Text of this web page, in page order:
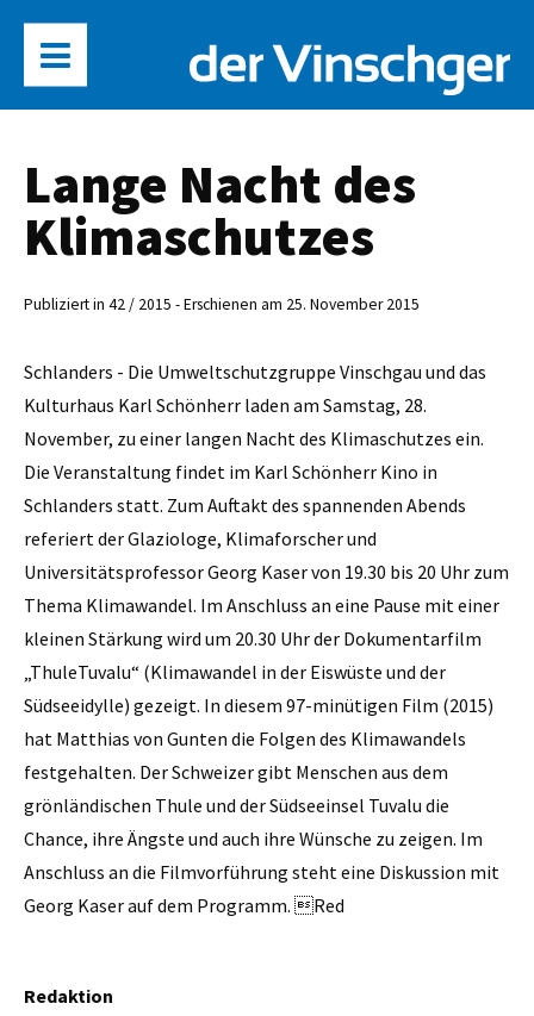
Lange Nacht des
Klimaschutzes
Publiziert in 42 / 2015 - Erschienen am 25. November 2015
Schlanders - Die Umweltschutzgruppe Vinschgau und das
Kulturhaus Karl Schönherr laden am Samstag, 28.
November, zu einer langen Nacht des Klimaschutzes ein.
Die Veranstaltung findet im Karl Schönherr Kino in
Schlanders statt. Zum Auftakt des spannenden Abends
referiert der Glaziologe, Klimaforscher und
Universitätsprofessor Georg Kaser von 19.30 bis 20 Uhr zum
Thema Klimawandel. Im Anschluss an eine Pause mit einer
kleinen Stärkung wird um 20.30 Uhr der Dokumentarfilm
„ThuleTuvalu“ (Klimawandel in der Eiswüste und der
Südseeidylle) gezeigt. In diesem 97-minütigen Film (2015)
hat Matthias von Gunten die Folgen des Klimawandels
festgehalten. Der Schweizer gibt Menschen aus dem
grönländischen Thule und der Südseeinsel Tuvalu die
Chance, ihre Ängste und auch ihre Wünsche zu zeigen. Im
Anschluss an die Filmvorführung steht eine Diskussion mit
Georg Kaser auf dem Programm. Red
Redaktion